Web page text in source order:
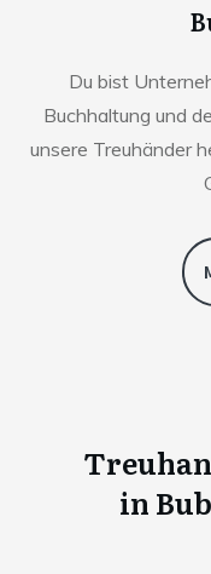
Du bist
Buchhaltung und
unsere Treuhänder
in